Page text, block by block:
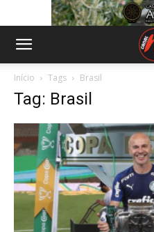
Início Tags Brasil
Tag: Brasil